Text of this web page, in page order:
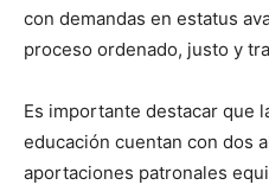
con demandas en estatus
proceso ordenado, justo y
Es importante destacar que
educación cuentan con dos
aportaciones patronales